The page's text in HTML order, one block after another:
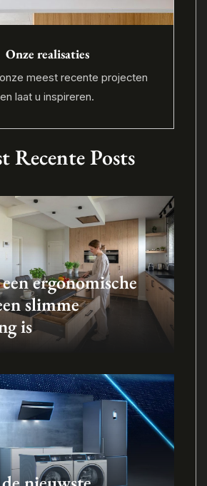
Onze realisaties
meest recente projecten
en laat u inspireren.
Recente Posts
ergonomische
slimme
is